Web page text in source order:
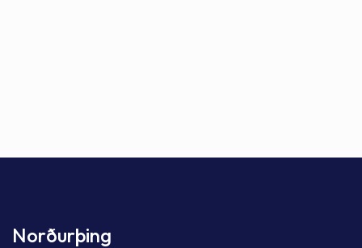
Norðurþing